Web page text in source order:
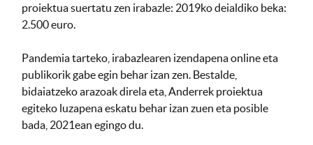
proiektua suertatu zen irabazle: 2019ko deialdiko beka:
2.500 euro.
Pandemia tarteko, irabazlearen izendapena online eta
publikorik gabe egin behar izan zen. Bestalde,
bidaiatzeko arazoak direla eta, Anderrek proiektua
egiteko luzapena eskatu behar izan zuen eta posible
bada, 2021ean egingo du.